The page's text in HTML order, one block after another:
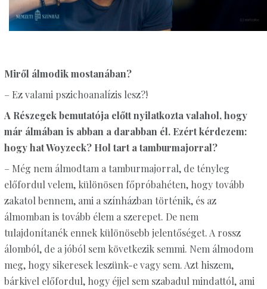
Miről álmodik mostanában?
– Ez valami pszichoanalízis lesz?!
A Részegek bemutatója előtt nyilatkozta valahol, hogy
már álmában is abban a darabban él. Ezért kérdezem:
hogy hat Woyzeck? Hol tart a tamburmajorral?
– Még nem álmodtam a tamburmajorral, de tényleg
előfordul velem, különösen főpróbahéten, hogy tovább
zakatol bennem, ami a színházban történik, és az
álmomban is tovább élem a szerepet. De nem
tulajdonítanék ennek különösebb jelentőséget. A rossz
álomból, de a jóból sem következik semmi. Nem álmodom
meg, hogy sikeresek leszünk-e vagy sem. Azt hiszem,
bárkivel előfordul, hogy éjjel sem szabadul mindattól, ami